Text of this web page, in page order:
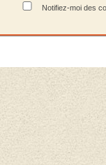
Notifiez-moi des